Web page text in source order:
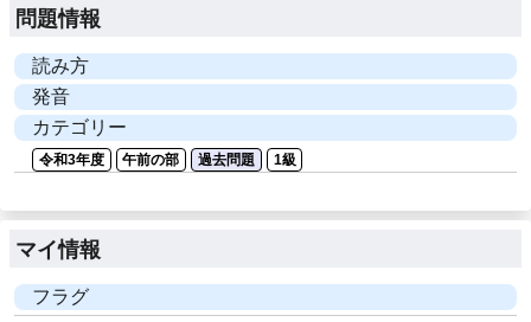
問題情報
読み方
発音
カテゴリー
令和3年度 午前の部 過去問題 1級
マイ情報
フラグ